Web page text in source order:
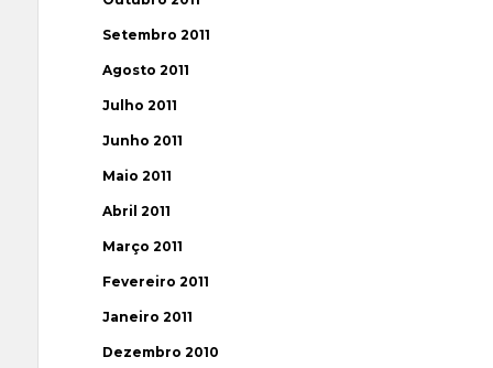
Setembro 2011
Agosto 2011
Julho 2011
Junho 2011
Maio 2011
Abril 2011
Março 2011
Fevereiro 2011
Janeiro 2011
Dezembro 2010